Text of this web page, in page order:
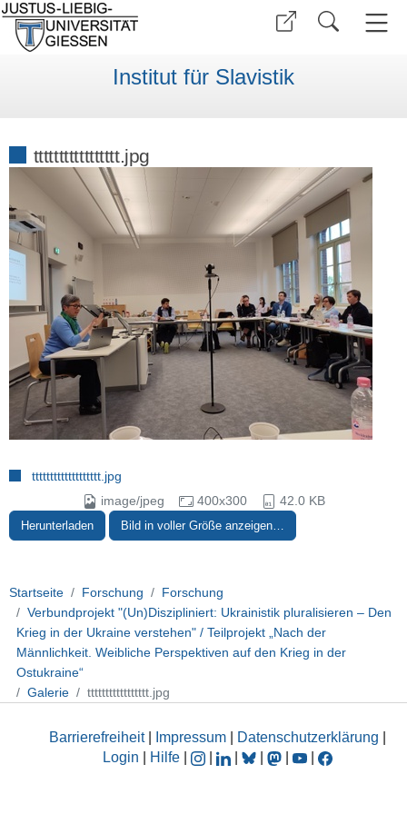
Institut für Slavistik
ttttttttttttttttt.jpg
ttttttttttttttttttt.jpg
image/jpeg
400x300 42.0 KB
Herunterladen Bild in voller Größe anzeigen…
Startseite Forschung
Forschung
Verbundprojekt "(Un)Diszipliniert: Ukrainistik pluralisieren – Den
Krieg in der Ukraine verstehen" / Teilprojekt „Nach der
Männlichkeit. Weibliche Perspektiven auf den Krieg in der
Ostukraine“
Galerie
ttttttttttttttttt.jpg
Barrierefreiheit| Impressum Datenschutzerklärung
Login
Hilfe